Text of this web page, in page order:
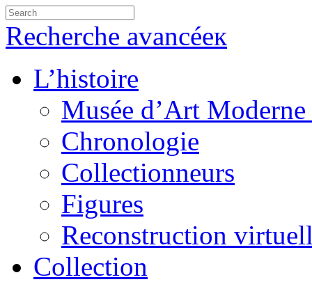
Recherche avancéeк
L’histoire
Musée d’Art
Chronologie
Collectionneurs
Figures
Reconstruction
Collection